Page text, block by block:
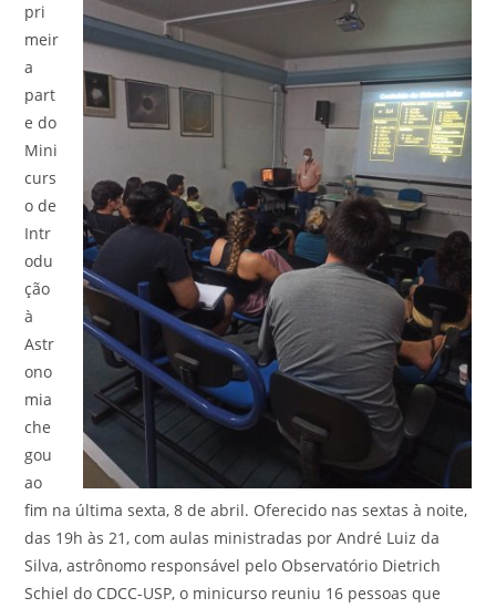
pri
meir
a
part
e do
Mini
curs
o de
Intr
odu
ção
à
Astr
ono
mia
che
gou
ao
fim na última sexta, 8 de abril. Oferecido nas sextas à noite,
das 19h às 21, com aulas ministradas por André Luiz da
Silva, astrônomo responsável pelo Observatório Dietrich
Schiel do CDCC-USP, o minicurso reuniu 16 pessoas que